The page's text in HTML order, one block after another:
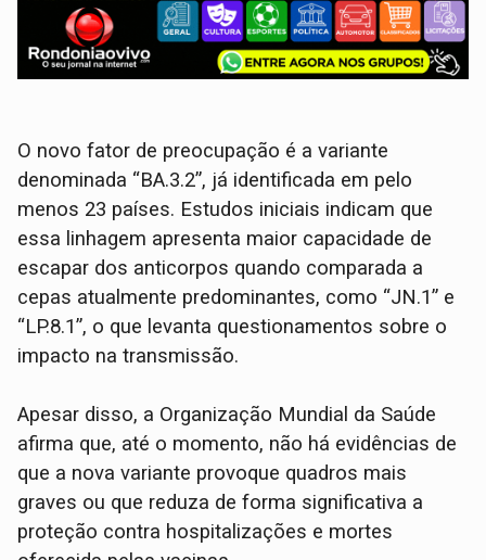
O novo fator de preocupação é a variante
denominada “BA.3.2”, já identificada em pelo
menos 23 países. Estudos iniciais indicam que
essa linhagem apresenta maior capacidade de
escapar dos anticorpos quando comparada a
cepas atualmente predominantes, como “JN.1” e
“LP.8.1”, o que levanta questionamentos sobre o
impacto na transmissão.
Apesar disso, a Organização Mundial da Saúde
afirma que, até o momento, não há evidências de
que a nova variante provoque quadros mais
graves ou que reduza de forma significativa a
proteção contra hospitalizações e mortes